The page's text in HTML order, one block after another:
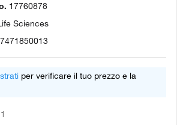
17760878
Sciences
7471850013
per verificare il tuo prezzo e la